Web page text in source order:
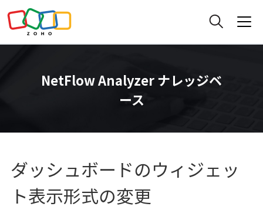
NetFlow Analyzer ナレッジベ
ース
ダッシュボードのウィジェッ
ト表示形式の変更